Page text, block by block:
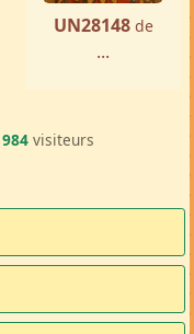
UN28148 de
...
984 visiteurs